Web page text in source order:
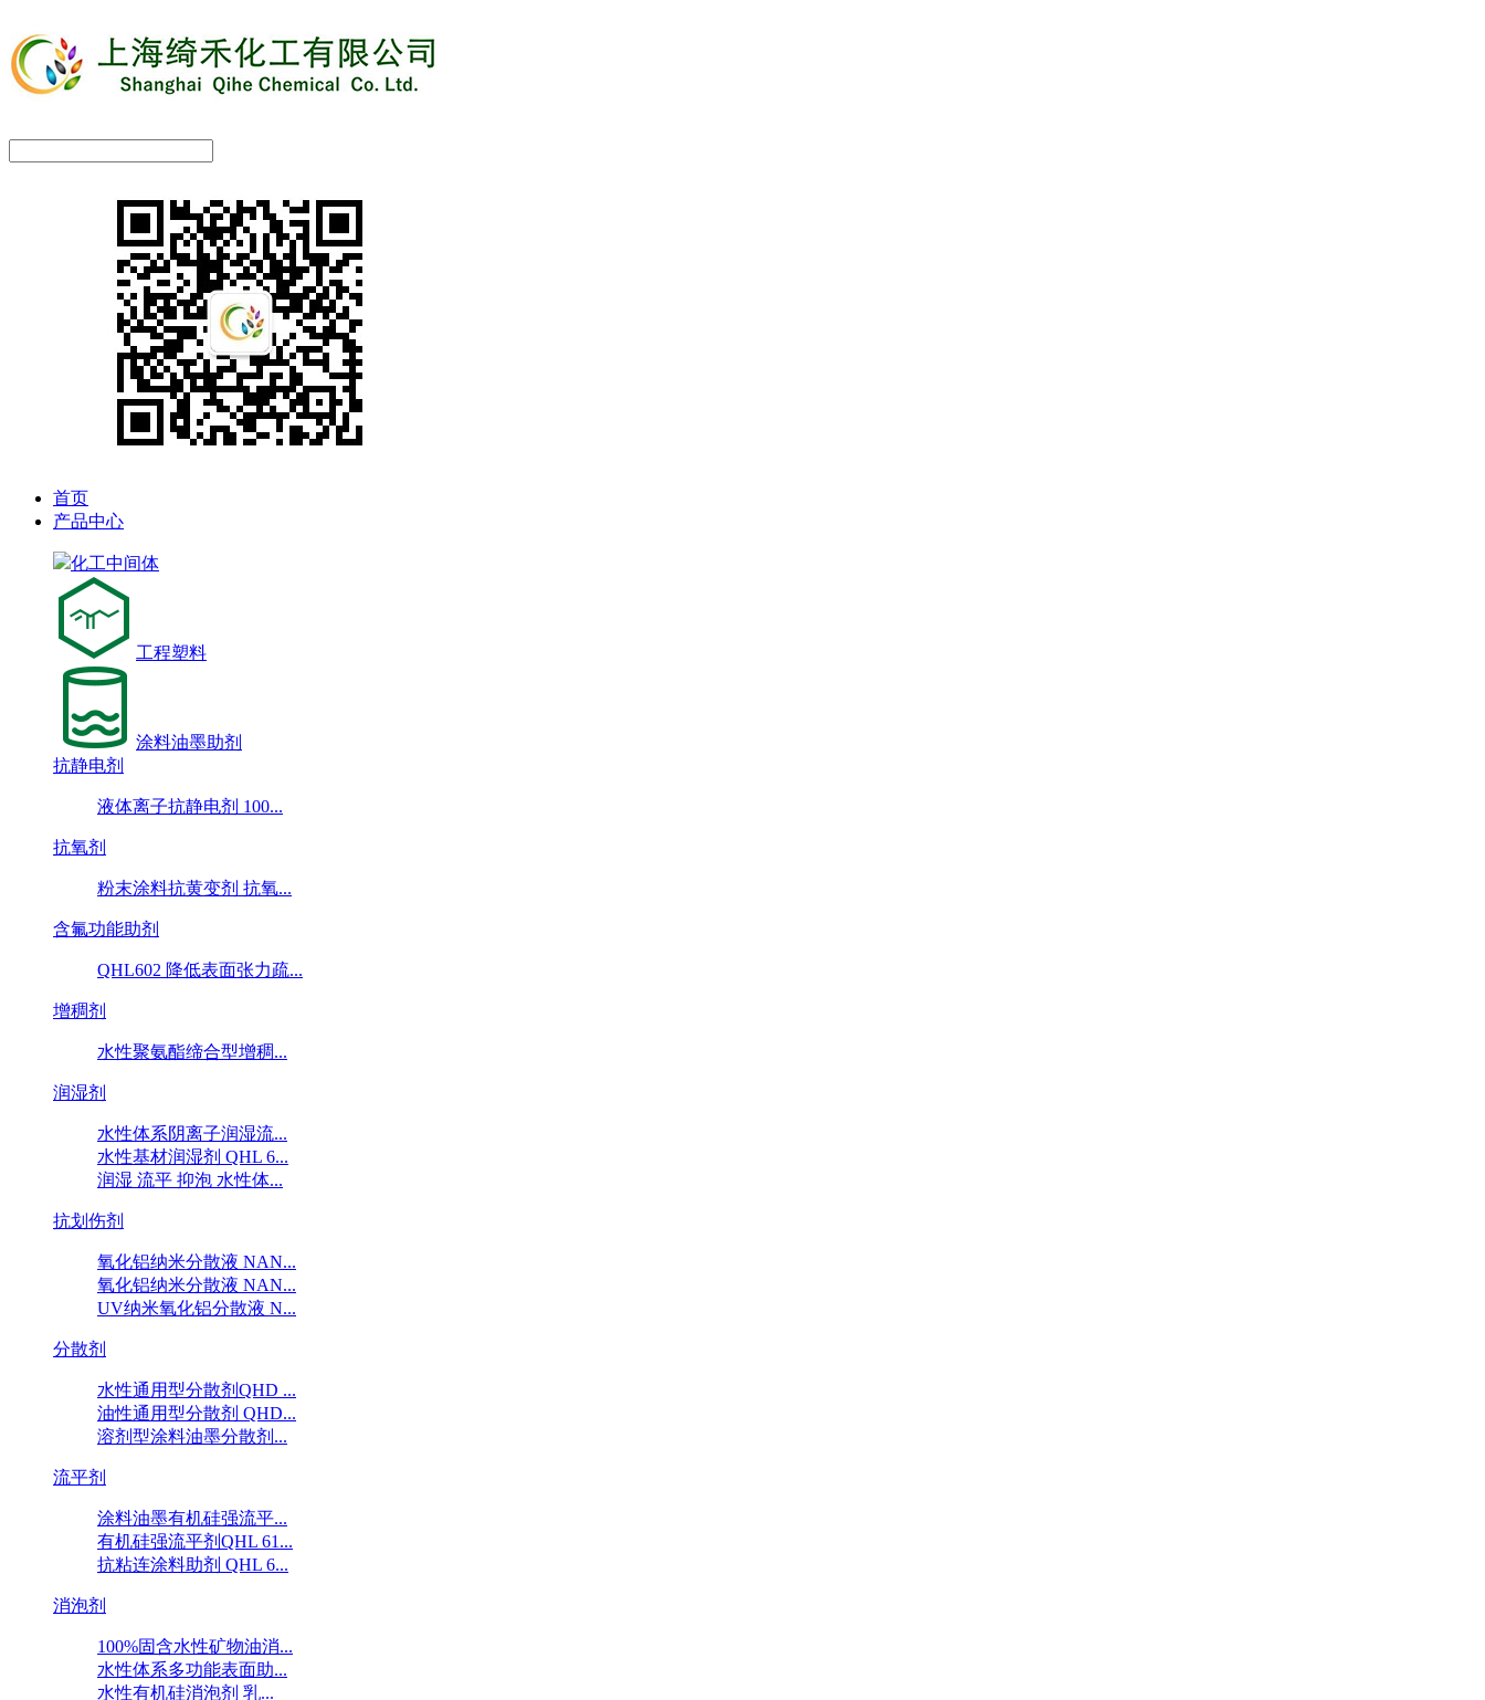
首页
产品中心
化工中间体
工程塑料
涂料油墨助剂
抗静电剂
液体离子抗静电剂 100...
抗氧剂
粉末涂料抗黄变剂 抗氧...
含氟功能助剂
QHL602 降低表面张力疏...
增稠剂
水性聚氨酯缔合型增稠...
润湿剂
水性体系阴离子润湿流...
水性基材润湿剂 QHL 6...
润湿 流平 抑泡 水性体...
抗划伤剂
氧化铝纳米分散液 NAN...
氧化铝纳米分散液 NAN...
UV纳米氧化铝分散液 N...
分散剂
水性通用型分散剂QHD ...
油性通用型分散剂 QHD...
溶剂型涂料油墨分散剂...
流平剂
涂料油墨有机硅强流平...
有机硅强流平剂QHL 61...
抗粘连涂料助剂 QHL 6...
消泡剂
100%固含水性矿物油消...
水性体系多功能表面助...
水性有机硅消泡剂 乳...